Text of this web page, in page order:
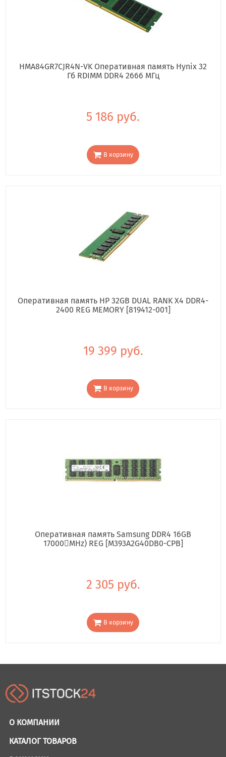
HMA84GR7CJR4N-VK Оперативная память Hynix 32
Гб RDIMM DDR4 2666 МГц
5 186 руб.
В корзину
Оперативная память HP 32GB DUAL RANK X4 DDR4-
2400 REG MEMORY [819412-001]
19 399 руб.
В корзину
Оперативная память Samsung DDR4 16GB
17000񢋕MHz) REG [M393A2G40DB0-CPB]
2 305 руб.
В корзину
О КОМПАНИИ
КАТАЛОГ ТОВАРОВ